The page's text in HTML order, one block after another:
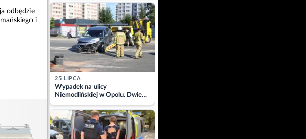
odbędzie
i
kajdankach
25 LIPCA
Wypadek na ulicy
Niemodlińskiej w Opolu. Dwie
osoby w szpitalu